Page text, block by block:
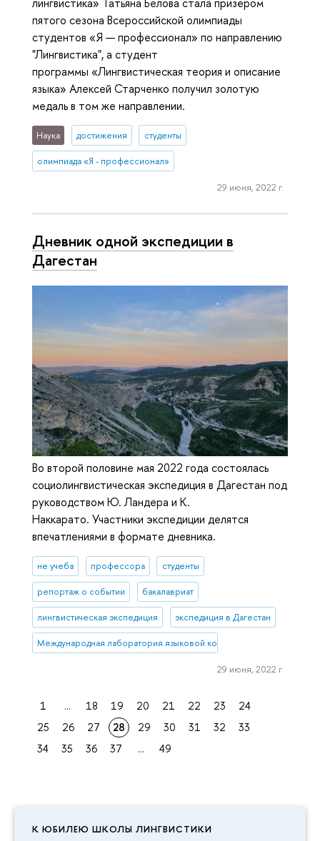
К ЮБИЛЕЮ ШКОЛЫ ЛИНГВИСТИКИ
пятого сезона Всероссийской олимпиады
студентов «Я — профессионал» по направлению
"Лингвистика", а студент
программы «Лингвистическая теория и описание
языка» Алексей Старченко получил золотую
медаль в том же направлении.
Наука достижения студенты
олимпиада «Я - профессионал»
29 июня, 2022 г.
Дневник одной экспедиции в
Дагестан
Во второй половине мая 2022 года состоялась
социолингвистическая экспедиция в Дагестан под
руководством Ю. Ландера и К.
Наккарато. Участники экспедиции делятся
впечатлениями в формате дневника.
не учеба профессора студенты
репортаж о событии бакалавриат
лингвистическая экспедиция экспедиция в Дагестан
Международная лаборатория языковой конвергенции
29 июня, 2022 г.
1 ... 18 19 20 21 22 23
24
25
26 27 28 29 30 31 32
33
34
35 36 37 ... 49